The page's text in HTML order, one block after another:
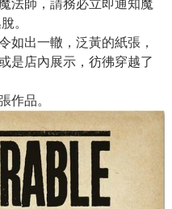
法師，請務必立即通知魔
。
如出一轍，泛黃的紙張，
是店內展示，彷彿穿越了
作品。